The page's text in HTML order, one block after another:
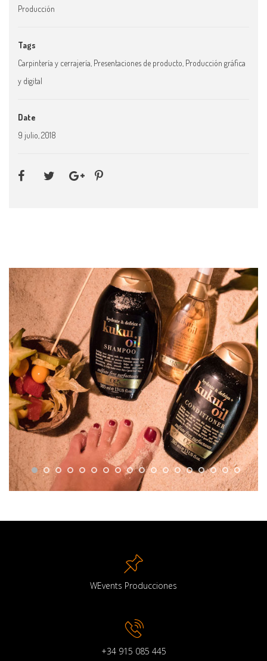
Producción
Tags
Carpintería y cerrajería Presentaciones de producto Producción gráfica
y digital
Date
9 julio, 2018
WEvents Producciones
+34 915 085 445